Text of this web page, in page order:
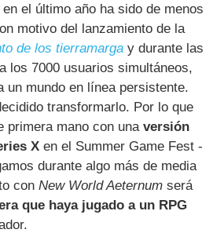
el último año ha sido de menos
motivo del lanzamiento de la
de los tierramarga y durante las
los 7000 usuarios simultáneos,
un mundo en línea persistente.
transformarlo. Por lo que
primera mano con unaversión
X en el Summer Game Fest -
durante algo más de media
conNew World Aeternum será
que haya jugado a un RPG